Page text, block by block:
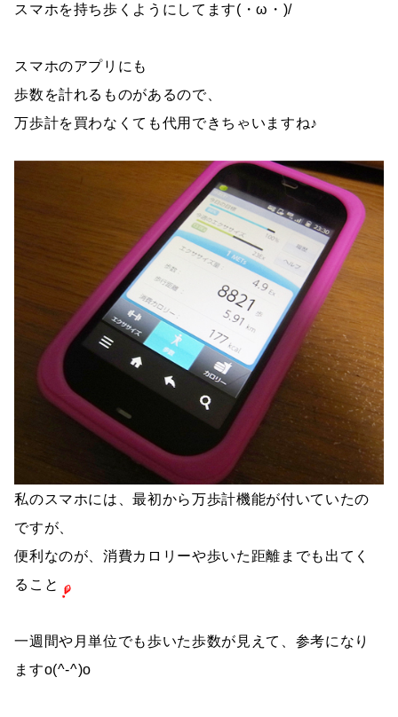
スマホを持ち歩くようにしてます(・ω・)/
スマホのアプリにも
歩数を計れるものがあるので、
万歩計を買わなくても代用できちゃいますね♪
私のスマホには、最初から万歩計機能が付いていたの
ですが、
便利なのが、消費カロリーや歩いた距離までも出てく
ること
一週間や月単位でも歩いた歩数が見えて、参考になり
ますo(^-^)o